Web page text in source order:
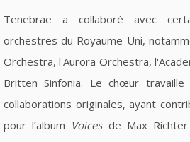
Tenebrae a collaboré avec
orchestres du Royaume-Uni,
Orchestra, l'Aurora Orchestra,
Britten Sinfonia. Le chœur travaille
collaborations originales, ayant
pour l’album Voicesde Max Richter